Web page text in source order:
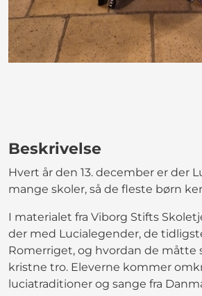
Beskrivelse
Hvert år den 13. december er der
mange skoler, så de fleste børn
I materialet fra Viborg Stifts
der med Lucialegender, de
Romerriget, og hvordan de måtte
kristne tro. Eleverne kommer
luciatraditioner og sange fra